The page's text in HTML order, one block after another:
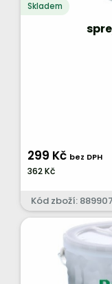
Skladem
299 Kč bez DPH
362 Kč
Kód zboží: